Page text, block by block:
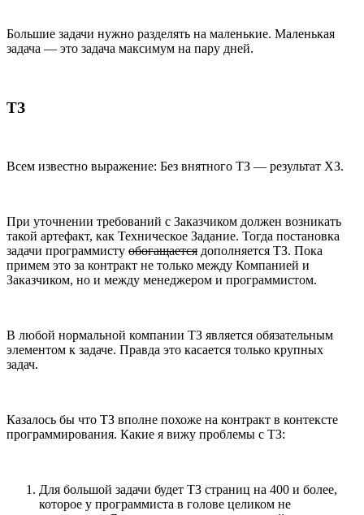
Большие задачи нужно разделять на маленькие. Маленькая
задача — это задача максимум на пару дней.
ТЗ
Всем известно выражение: Без внятного ТЗ — результат ХЗ.
При уточнении требований с Заказчиком должен возникать
такой артефакт, как Техническое Задание. Тогда постановка
задачи программисту обогащается дополняется ТЗ. Пока
примем это за контракт не только между Компанией и
Заказчиком, но и между менеджером и программистом.
В любой нормальной компании ТЗ является обязательным
элементом к задаче. Правда это касается только крупных
задач.
Казалось бы что ТЗ вполне похоже на контракт в контексте
программирования. Какие я вижу проблемы с ТЗ:
Для большой задачи будет ТЗ страниц на 400 и более,
которое у программиста в голове целиком не